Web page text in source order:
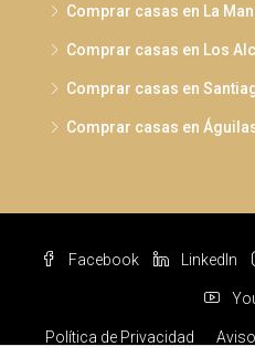
Comprar casas en La
Comprar casas en Los
Comprar casas en
Comprar casas en
Facebook LinkedIn
Política de Privacidad